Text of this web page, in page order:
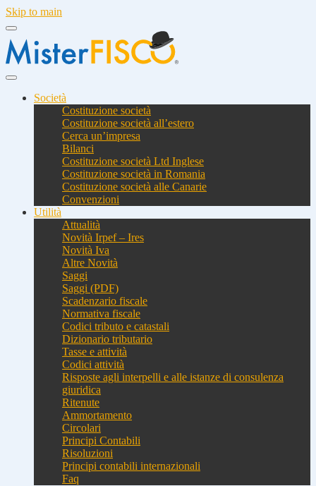
Skip to main
Società
Costituzione società
Costituzione società all’estero
Cerca un’impresa
Bilanci
Costituzione società Ltd Inglese
Costituzione società in Romania
Costituzione società alle Canarie
Convenzioni
Utilità
Attualità
Novità Irpef – Ires
Novità Iva
Altre Novità
Saggi
Saggi (PDF)
Scadenzario fiscale
Normativa fiscale
Codici tributo e catastali
Dizionario tributario
Tasse e attività
Codici attività
Risposte agli interpelli e alle istanze di consulenza
giuridica
Ritenute
Ammortamento
Circolari
Principi Contabili
Risoluzioni
Principi contabili internazionali
Faq